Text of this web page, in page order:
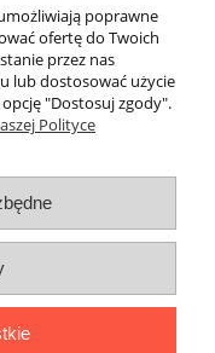
poprawne
ofertę do Twoich
przez nas
lub dostosować użycie
"Dostosuj zgody".
Polityce